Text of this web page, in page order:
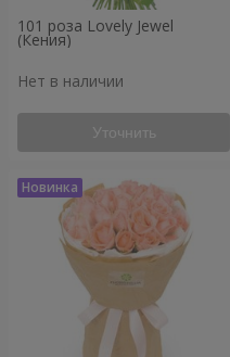
101 роза Lovely Jewel
(Кения)
Нет в наличии
Уточнить